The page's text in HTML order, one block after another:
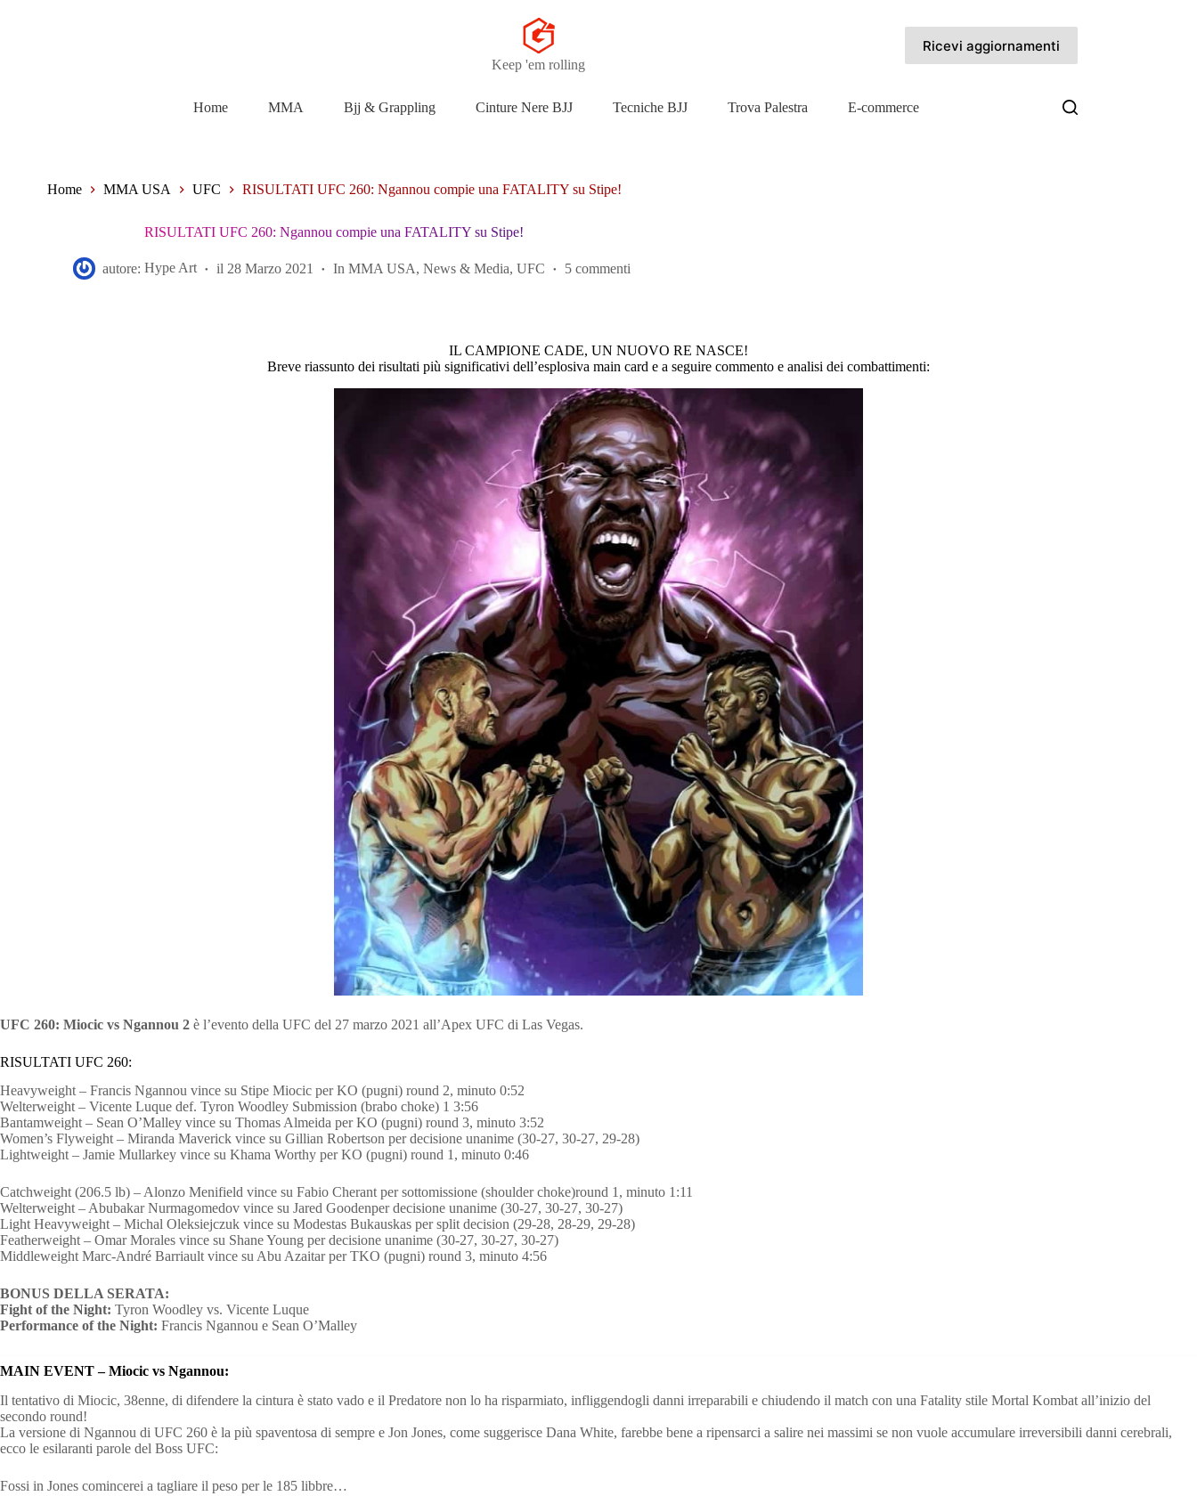
Keep 'em rolling
Ricevi aggiornamenti
Home MMA Bjj & Grappling Cinture Nere BJJ Tecniche BJJ Trova Palestra E-commerce
Home MMA USA UFC RISULTATI UFC 260: Ngannou compie una FATALITY su Stipe!
RISULTATI UFC 260: Ngannou compie una FATALITY su Stipe!
autore: Hype Art il 28 Marzo 2021 In MMA USA,News & Media,UFC 5 commenti
IL CAMPIONE CADE, UN NUOVO RE NASCE!
Breve riassunto dei risultati più significativi dell’esplosiva main card e a seguire commento e analisi dei combattimenti:
UFC 260: Miocic vs Ngannou 2 è l’evento della UFC del 27 marzo 2021 all’Apex UFC di Las Vegas.
RISULTATI UFC 260:
Heavyweight – Francis Ngannou vince su Stipe Miocic per KO (pugni) round 2, minuto 0:52
Welterweight – Vicente Luque def. Tyron Woodley Submission (brabo choke) 1 3:56
Bantamweight – Sean O’Malley vince su Thomas Almeida per KO (pugni) round 3, minuto 3:52
Women’s Flyweight – Miranda Maverick vince su Gillian Robertson per decisione unanime (30-27, 30-27, 29-28)
Lightweight – Jamie Mullarkey vince su Khama Worthy per KO (pugni) round 1, minuto 0:46
Catchweight (206.5 lb) – Alonzo Menifield vince su Fabio Cherant per sottomissione (shoulder choke)round 1, minuto 1:11
Welterweight – Abubakar Nurmagomedov vince su Jared Goodenper decisione unanime (30-27, 30-27, 30-27)
Light Heavyweight – Michal Oleksiejczuk vince su Modestas Bukauskas per split decision (29-28, 28-29, 29-28)
Featherweight – Omar Morales vince su Shane Young per decisione unanime (30-27, 30-27, 30-27)
Middleweight Marc-André Barriault vince su Abu Azaitar per TKO (pugni) round 3, minuto 4:56
BONUS DELLA SERATA:
Fight of the Night: Tyron Woodley vs. Vicente Luque
Performance of the Night: Francis Ngannou e Sean O’Malley
MAIN EVENT – Miocic vs Ngannou:
Il tentativo di Miocic, 38enne, di difendere la cintura è stato vado e il Predatore non lo ha risparmiato, infliggendogli danni irreparabili e chiudendo il match con una Fatality stile Mortal Kombat all’inizio del
secondo round!
La versione di Ngannou di UFC 260 è la più spaventosa di sempre e Jon Jones, come suggerisce Dana White, farebbe bene a ripensarci a salire nei massimi se non vuole accumulare irreversibili danni cerebrali,
ecco le esilaranti parole del Boss UFC:
Fossi in Jones comincerei a tagliare il peso per le 185 libbre…